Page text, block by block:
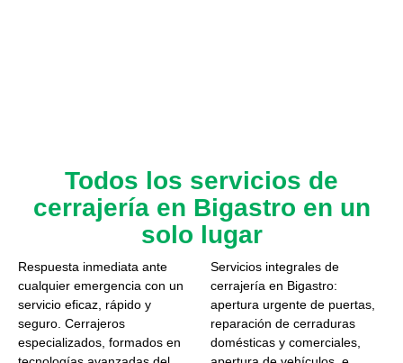
Todos los servicios de
cerrajería en Bigastro en un
solo lugar
Respuesta inmediata ante
cualquier emergencia con un
servicio eficaz, rápido y
seguro. Cerrajeros
especializados, formados en
Servicios integrales de
cerrajería en Bigastro:
apertura urgente de puertas,
reparación de cerraduras
domésticas y comerciales,